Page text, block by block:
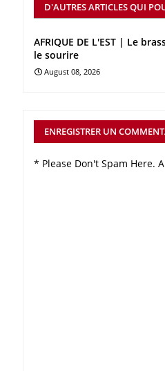
D'AUTRES ARTICLES QUI
AFRIQUE DE L'EST | Le
le sourire
August 08, 2026
ENREGISTRER UN
* Please Don't Spam Here.